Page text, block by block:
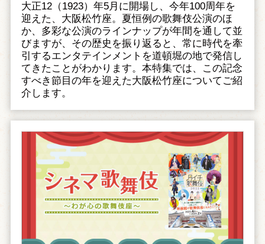
大正12（1923）年5月に開場し、今年100周年を
迎えた、大阪松竹座。夏恒例の歌舞伎公演のほ
か、多彩な公演のラインナップが年間を通して並
びますが、その歴史を振り返ると、常に時代を牽
引するエンタテインメントを道頓堀の地で発信し
てきたことがわかります。本特集では、この記念
すべき節目の年を迎えた大阪松竹座についてご紹
介します。